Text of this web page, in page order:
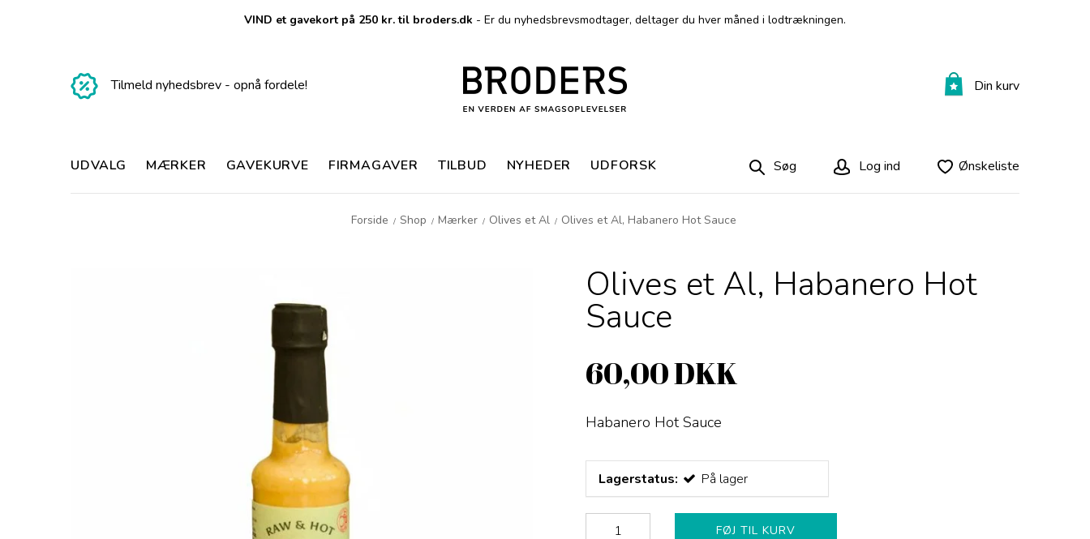
VIND et gavekort på 250 kr. til broders.dk - Er du nyhedsbrevsmodtager, deltager du hver måned i lodtrækningen.
Tilmeld nyhedsbrev - opnå fordele! Din kurv
UDVALG MÆRKER GAVEKURVE FIRMAGAVER TILBUD NYHEDER UDFORSK Søg Log ind Ønskeliste
Forside / Shop / Mærker / Olives et Al / Olives et Al, Habanero Hot Sauce
Olives et Al, Habanero Hot
Sauce
60,00 DKK
Habanero Hot Sauce
Lagerstatus: På lager
FØJ TIL KURV